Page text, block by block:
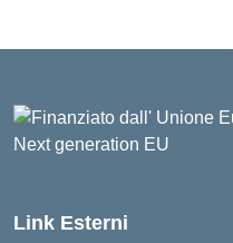
Link Esterni